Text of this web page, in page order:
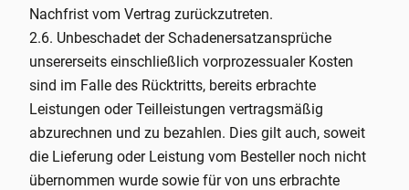
Nachfrist vom Vertrag zurückzutreten.
2.6. Unbeschadet der Schadenersatzansprüche
unsererseits einschließlich vorprozessualer Kosten
sind im Falle des Rücktritts, bereits erbrachte
Leistungen oder Teilleistungen vertragsmäßig
abzurechnen und zu bezahlen. Dies gilt auch, soweit
die Lieferung oder Leistung vom Besteller noch nicht
übernommen wurde sowie für von uns erbrachte